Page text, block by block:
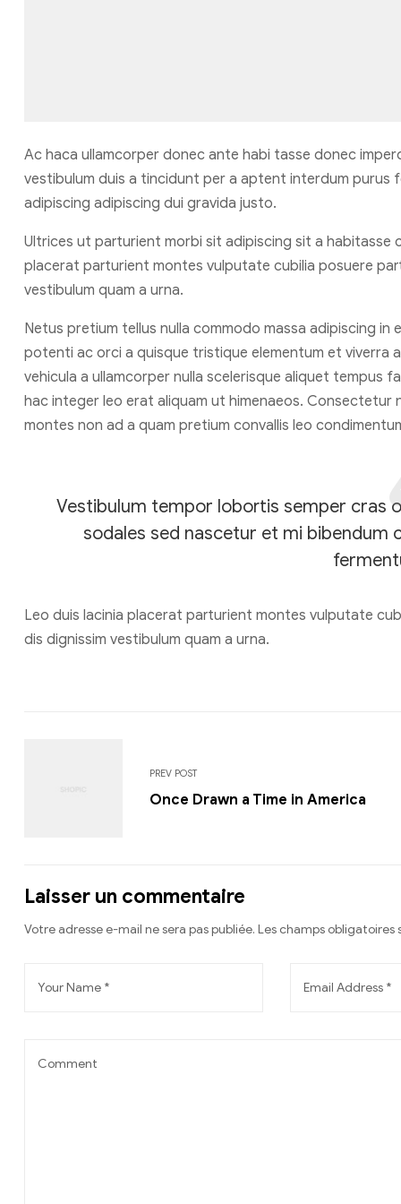
Ac haca ullamcorper donec ante habi tasse donec
vestibulum duis a tincidunt per a aptent interdum
adipiscing adipiscing dui gravida justo.
Ultrices ut parturient morbi sit adipiscing sit a habitasse
placerat parturient montes vulputate cubilia posuere
vestibulum quam a urna.
Netus pretium tellus nulla commodo massa adipiscing
potenti ac orci a quisque tristique elementum et viverra
vehicula a ullamcorper nulla scelerisque aliquet tempus
hac integer leo erat aliquam ut himenaeos.
montes non ad a quam pretium convallis leo
Vestibulum tempor lobortis semper cras
sodales sed nascetur et mi bibendum
Leo duis lacinia placerat parturient montes vulputate
dis dignissim vestibulum quam a urna.
PREV POST
Once Drawn a Time in America
Laisser un commentaire
Votre adresse e-mail ne sera pas publiée. Les champs obligatoires